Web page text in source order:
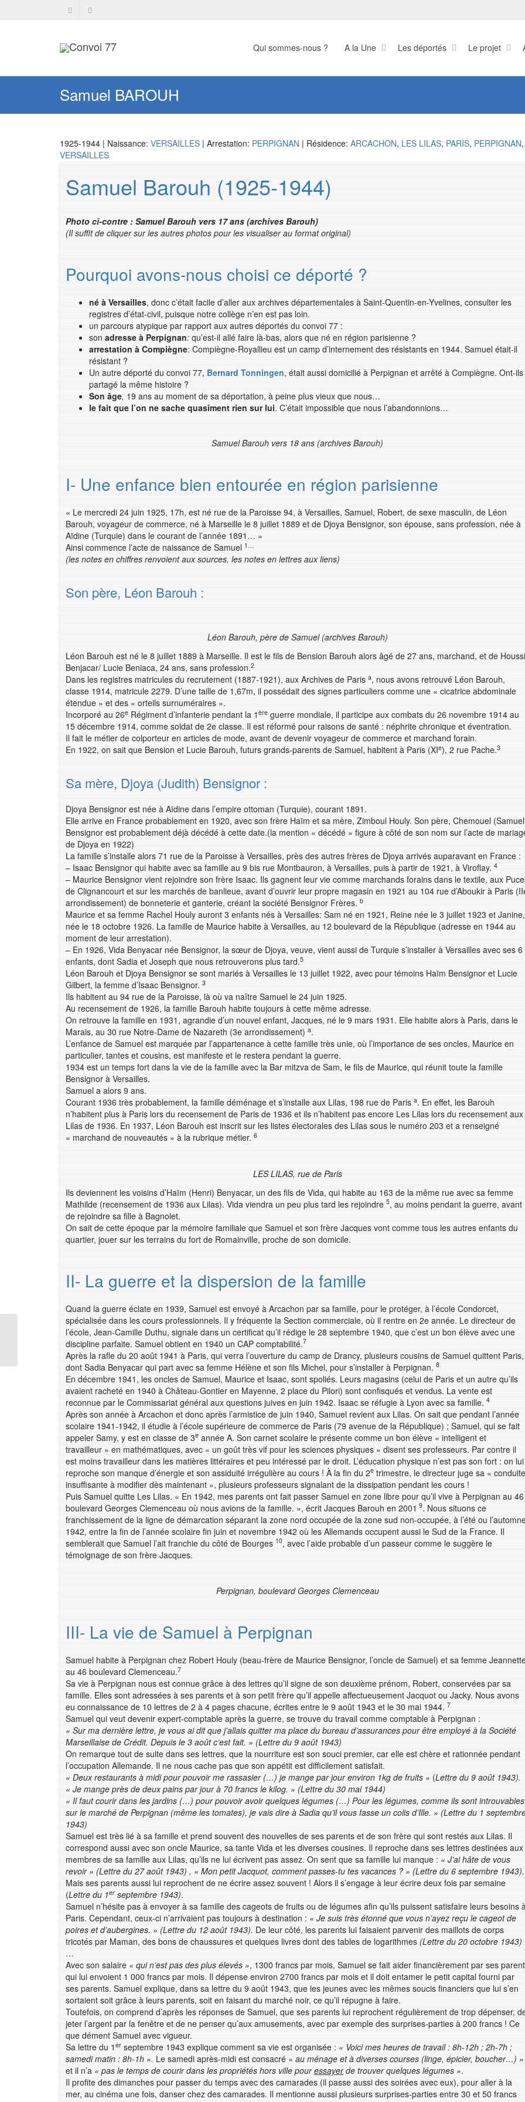
Qui sommes-nous ? A la Une Les déportés Le projet
Samuel BAROUH
1925-1944 | Naissance: VERSAILLES | Arrestation: PERPIGNAN | Résidence: ARCACHON, LES LILAS, PARIS, PERPIGNAN,
VERSAILLES
Samuel Barouh (1925-1944)
Photo ci-contre : Samuel Barouh vers 17 ans (archives Barouh)
(Il suffit de cliquer sur les autres photos pour les visualiser au format original)
Pourquoi avons-nous choisi ce déporté ?
né à Versailles, donc c’était facile d’aller aux archives départementales à Saint-Quentin-en-Yvelines, consulter les
registres d’état-civil, puisque notre collège n’en est pas loin.
un parcours atypique par rapport aux autres déportés du convoi 77 :
son adresse à Perpignan: qu’est-il allé faire là-bas, alors que né en région parisienne ?
arrestation à Compiègne: Compiègne-Royallieu est un camp d’internement des résistants en 1944. Samuel était-il
résistant ?
Un autre déporté du convoi 77, Bernard Tonningen, était aussi domicilié à Perpignan et arrêté à Compiègne. Ont-ils
partagé la même histoire ?
Son âge, 19 ans au moment de sa déportation, à peine plus vieux que nous…
le fait que l’on ne sache quasiment rien sur lui. C’était impossible que nous l’abandonnions…
Samuel Barouh vers 18 ans (archives Barouh)
I- Une enfance bien entourée en région parisienne
« Le mercredi 24 juin 1925, 17h, est né rue de la Paroisse 94, à Versailles, Samuel, Robert, de sexe masculin, de Léon
Barouh, voyageur de commerce, né à Marseille le 8 juillet 1889 et de Djoya Bensignor, son épouse, sans profession, née à
Aïdine (Turquie) dans le courant de l’année 1891… »
Ainsi commence l’acte de naissance de Samuel 1…
(les notes en chiffres renvoient aux sources, les notes en lettres aux liens)
Son père, Léon Barouh :
Léon Barouh, père de Samuel (archives Barouh)
Léon Barouh est né le 8 juillet 1889 à Marseille. Il est le fils de Bension Barouh alors âgé de 27 ans, marchand, et de Houssi
Benjacar/ Lucie Beniaca, 24 ans, sans profession.2
Dans les registres matricules du recrutement (1887-1921), aux Archives de Paris a, nous avons retrouvé Léon Barouh,
classe 1914, matricule 2279. D’une taille de 1,67m, il possédait des signes particuliers comme une « cicatrice abdominale
étendue » et des « orteils surnuméraires ».
Incorporé au 26e Régiment d’infanterie pendant la 1 ère guerre mondiale, il participe aux combats du 26 novembre 1914 au
15 décembre 1914, comme soldat de 2e classe. Il est réformé pour raisons de santé : néphrite chronique et éventration.
Il fait le métier de colporteur en articles de mode, avant de devenir voyageur de commerce et marchand forain.
En 1922, on sait que Bension et Lucie Barouh, futurs grands-parents de Samuel, habitent à Paris (XIe), 2 rue Pache.3
Sa mère, Djoya (Judith) Bensignor :
Djoya Bensignor est née à Aïdine dans l’empire ottoman (Turquie), courant 1891.
Elle arrive en France probablement en 1920, avec son frère Haïm et sa mère, Zimboul Houly. Son père, Chemouel
Bensignor est probablement déjà décédé à cette date.(la mention « décédé » figure à côté de son nom sur l’acte de
de Djoya en 1922)
La famille s’installe alors 71 rue de la Paroisse à Versailles, près des autres frères de Djoya arrivés auparavant en France :
– Isaac Bensignor qui habite avec sa famille au 9 bis rue Montbauron, à Versailles, puis à partir de 1921, à Viroflay. 4
– Maurice Bensignor vient rejoindre son frère Isaac. Ils gagnent leur vie comme marchands forains dans le textile, aux
de Clignancourt et sur les marchés de banlieue, avant d’ouvrir leur propre magasin en 1921 au 104 rue d’Aboukir à Paris
arrondissement) de bonneterie et ganterie, créant la société Bensignor Frères. b
Maurice et sa femme Rachel Houly auront 3 enfants nés à Versailles: Sam né en 1921, Reine née le 3 juillet 1923 et Janine,
née le 18 octobre 1926. La famille de Maurice habite à Versailles, au 12 boulevard de la République (adresse en 1944 au
moment de leur arrestation).
– En 1926, Vida Benyacar née Bensignor, la sœur de Djoya, veuve, vient aussi de Turquie s’installer à Versailles avec ses 6
enfants, dont Sadia et Joseph que nous retrouverons plus tard.5
Léon Barouh et Djoya Bensignor se sont mariés à Versailles le 13 juillet 1922, avec pour témoins Haïm Bensignor et Lucie
Gilbert, la femme d’Isaac Bensignor. 3
Ils habitent au 94 rue de la Paroisse, là où va naître Samuel le 24 juin 1925.
Au recensement de 1926, la famille Barouh habite toujours à cette même adresse.
On retrouve la famille en 1931, agrandie d’un nouvel enfant, Jacques, né le 9 mars 1931. Elle habite alors à Paris, dans le
Marais, au 30 rue Notre-Dame de Nazareth (3e arrondissement) a.
L’enfance de Samuel est marquée par l’appartenance à cette famille très unie, où l’importance de ses oncles, Maurice en
particulier, tantes et cousins, est manifeste et le restera pendant la guerre.
1934 est un temps fort dans la vie de la famille avec la Bar mitzva de Sam, le fils de Maurice, qui réunit toute la famille
Bensignor à Versailles.
Samuel a alors 9 ans.
Courant 1936 très probablement, la famille déménage et s’installe aux Lilas, 198 rue de Paris a. En effet, les Barouh
n’habitent plus à Paris lors du recensement de Paris de 1936 et ils n’habitent pas encore Les Lilas lors du recensement aux
Lilas de 1936. En 1937, Léon Barouh est inscrit sur les listes électorales des Lilas sous le numéro 203 et a renseigné
« marchand de nouveautés » à la rubrique métier. 6
LES LILAS, rue de Paris
Ils deviennent les voisins d’Haïm (Henri) Benyacar, un des fils de Vida, qui habite au 163 de la même rue avec sa femme
Mathilde (recensement de 1936 aux Lilas). Vida viendra un peu plus tard les rejoindre 5, au moins pendant la guerre, avant
de rejoindre sa fille à Bagnolet.
On sait de cette époque par la mémoire familiale que Samuel et son frère Jacques vont comme tous les autres enfants du
quartier, jouer sur les terrains du fort de Romainville, proche de son domicile.
II- La guerre et la dispersion de la famille
Quand la guerre éclate en 1939, Samuel est envoyé à Arcachon par sa famille, pour le protéger, à l’école Condorcet,
spécialisée dans les cours professionnels. Il y fréquente la Section commerciale, où il rentre en 2e année. Le directeur de
l’école, Jean-Camille Duthu, signale dans un certificat qu’il rédige le 28 septembre 1940, que c’est un bon élève avec une
discipline parfaite. Samuel obtient en 1940 un CAP comptabilité.7
Après la rafle du 20 août 1941 à Paris, qui verra l’ouverture du camp de Drancy, plusieurs cousins de Samuel quittent Paris,
dont Sadia Benyacar qui part avec sa femme Hélène et son fils Michel, pour s’installer à Perpignan. 8
En décembre 1941, les oncles de Samuel, Maurice et Isaac, sont spoliés. Leurs magasins (celui de Paris et un autre qu’ils
avaient racheté en 1940 à Château-Gontier en Mayenne, 2 place du Pilori) sont confisqués et vendus. La vente est
reconnue par le Commissariat général aux questions juives en juin 1942. Isaac se réfugie à Lyon avec sa famille. 4
Après son année à Arcachon et donc après l’armistice de juin 1940, Samuel revient aux Lilas. On sait que pendant l’année
scolaire 1941-1942, il étudie à l’école supérieure de commerce de Paris (79 avenue de la République) ; Samuel, qui se fait
appeler Samy, y est en classe de 3e année A. Son carnet scolaire le présente comme un bon élève « intelligent et
travailleur » en mathématiques, avec « un goût très vif pour les sciences physiques » disent ses professeurs. Par contre il
est moins travailleur dans les matières littéraires et peu intéressé par le droit. L’éducation physique n’est pas son fort : on lui
reproche son manque d’énergie et son assiduité irrégulière au cours ! À la fin du 2e trimestre, le directeur juge sa « conduite
insuffisante à modifier dès maintenant », plusieurs professeurs signalant de la dissipation pendant les cours !
Puis Samuel quitte Les Lilas. « En 1942, mes parents ont fait passer Samuel en zone libre pour qu’il vive à Perpignan au 46
boulevard Georges Clemenceau où nous avions de la famille. », écrit Jacques Barouh en 2001 9. Nous situons ce
franchissement de la ligne de démarcation séparant la zone nord occupée de la zone sud non-occupée, à l’été ou
1942, entre la fin de l’année scolaire fin juin et novembre 1942 où les Allemands occupent aussi le Sud de la France. Il
semblerait que Samuel l’ait franchie du côté de Bourges 10, avec l’aide probable d’un passeur comme le suggère le
témoignage de son frère Jacques.
Perpignan, boulevard Georges Clemenceau
III- La vie de Samuel à Perpignan
Samuel habite à Perpignan chez Robert Houly (beau-frère de Maurice Bensignor, l’oncle de Samuel) et sa femme
au 46 boulevard Clemenceau.7
Sa vie à Perpignan nous est connue grâce à des lettres qu’il signe de son deuxième prénom, Robert, conservées par sa
famille. Elles sont adressées à ses parents et à son petit frère qu’il appelle affectueusement Jacquot ou Jacky. Nous avons
eu connaissance de 10 lettres de 2 à 4 pages chacune, écrites entre le 9 août 1943 et le 30 mai 1944. 7
Samuel qui veut devenir expert-comptable après la guerre, se trouve du travail comme comptable à Perpignan :
« Sur ma dernière lettre, je vous ai dit que j’allais quitter ma place du bureau d’assurances pour être employé à la Société
Marseillaise de Crédit. Depuis le 3 août c’est fait. » (Lettre du 9 août 1943)
On remarque tout de suite dans ses lettres, que la nourriture est son souci premier, car elle est chère et rationnée pendant
l’occupation Allemande. Il ne nous cache pas que son appétit est difficilement satisfait.
« Deux restaurants à midi pour pouvoir me rassasier (…) je mange par jour environ 1kg de fruits » (Lettre du 9 août 1943).
« Je mange près de deux pains par jour à 70 francs le kilog. » (Lettre du 30 mai 1944)
« Il faut courir dans les jardins (…) pour pouvoir avoir quelques légumes (…) Pour les légumes, comme ils sont introuvables
sur le marché de Perpignan (même les tomates), je vais dire à Sadia qu’il vous fasse un colis d’Ille. » (Lettre du 1
1943)
Samuel est très lié à sa famille et prend souvent des nouvelles de ses parents et de son frère qui sont restés aux Lilas. Il
correspond aussi avec son oncle Maurice, sa tante Vida et les diverses cousines. Il reproche dans ses lettres destinées aux
membres de sa famille aux Lilas, qu’ils ne lui écrivent pas assez. On sent que sa famille lui manque : « J’ai hâte de vous
revoir » (Lettre du 27 août 1943) , « Mon petit Jacquot, comment passes-tu tes vacances ? » (Lettre du 6 septembre 1943).
Mais ses parents aussi lui reprochent de ne écrire assez souvent ! Alors il s’engage à leur écrire deux fois par semaine
(Lettre du 1er septembre 1943).
Samuel n’hésite pas à envoyer à sa famille des cageots de fruits ou de légumes afin qu’ils puissent satisfaire leurs besoins
Paris. Cependant, ceux-ci n’arrivaient pas toujours à destination : « Je suis très étonné que vous n’ayez reçu le cageot de
poires et d’aubergines. » (Lettre du 12 août 1943). De leur côté, les parents lui faisaient parvenir des maillots de corps
tricotés par Maman, des bons de chaussures et quelques livres dont des tables de logarithmes (Lettre du 20 octobre 1943)
…
Avec son salaire « qui n’est pas des plus élevés », 1300 francs par mois, Samuel se fait aider financièrement par ses
qui lui envoient 1 000 francs par mois. Il dépense environ 2700 francs par mois et il doit entamer le petit capital fourni par
ses parents. Samuel explique, dans sa lettre du 9 août 1943, que les jeunes avec les mêmes soucis financiers que lui s’en
sortaient soit grâce à leurs parents, soit en faisant du marché noir, ce qu’il répugne à faire.
Toutefois, on comprend d’après les réponses de Samuel, que ses parents lui reprochent régulièrement de trop dépenser,
jeter l’argent par la fenêtre et de ne penser qu’aux amusements, avec par exemple des surprises-parties à 200 francs ! Ce
que dément Samuel avec vigueur.
Sa lettre du 1 er septembre 1943 explique comment sa vie est organisée : « Voici mes heures de travail : 8h-12h ; 2h-7h ;
samedi matin : 8h-1h ». Le samedi après-midi est consacré « au ménage et à diverses courses (linge, épicier, boucher…) »
et il n’a « pas le temps de courir dans les propriétés hors ville pouressayerde trouver quelques légumes ».
Il profite des dimanches pour passer du temps avec des camarades (il passe aussi des soirées avec eux), pour aller à la
mer, au cinéma une fois, danser chez des camarades. Il mentionne aussi plusieurs surprises-parties entre 30 et 50 francs